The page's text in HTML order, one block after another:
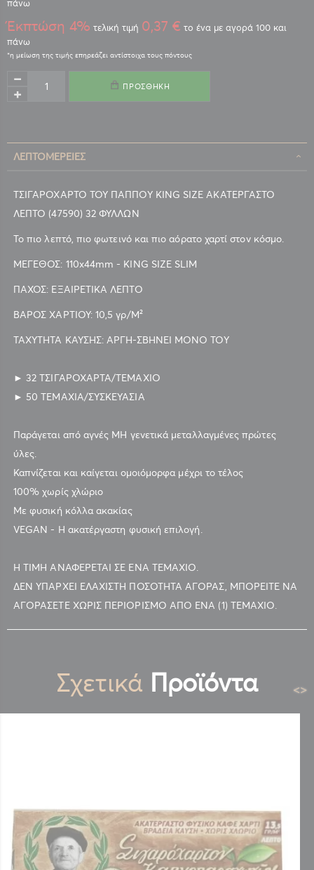
πάνω
Έκπτώση 4% τελική τιμή 0,37 € το ένα με αγορά 100 και
πάνω
ΠΡΟΣΘΉΚΗ
ΛΕΠΤΟΜΈΡΕΙΕΣ
ΤΣΙΓΑΡΟΧΑΡΤΟ ΤΟΥ ΠΑΠΠΟΥ KING SIZE ΑΚΑΤΕΡΓΑΣΤΟ
ΛΕΠΤΟ (47590) 32 ΦΥΛΛΩΝ
Το πιο λεπτό, πιο φωτεινό και πιο αόρατο χαρτί στον κόσμο.
ΜΕΓΕΘΟΣ: 110x44mm - KING SIZE SLIM
ΠΑΧΟΣ: ΕΞΑΙΡΕΤΙΚΑ ΛΕΠΤΟ
ΒΑΡΟΣ ΧΑΡΤΙΟΥ: 10,5 γρ/Μ²
ΤΑΧΥΤΗΤΑ ΚΑΥΣΗΣ: ΑΡΓΗ-ΣΒΗΝΕΙ ΜΟΝΟ ΤΟΥ
► 32 ΤΣΙΓΑΡΟΧΑΡΤΑ/ΤΕΜΑΧΙΟ
► 50 ΤΕΜΑΧΙΑ/ΣΥΣΚΕΥΑΣΙΑ
Παράγεται από αγνές ΜΗ γενετικά μεταλλαγμένες πρώτες
ύλες.
Καπνίζεται και καίγεται ομοιόμορφα μέχρι το τέλος
100% χωρίς χλώριο
Με φυσική κόλλα ακακίας
VEGAN - H ακατέργαστη φυσική επιλογή.
Η ΤΙΜΗ ΑΝΑΦΕΡΕΤΑΙ ΣΕ ΕΝΑ ΤΕΜΑΧΙΟ.
ΔΕΝ ΥΠΑΡΧΕΙ ΕΛΑΧΙΣΤΗ ΠΟΣΟΤΗΤΑ ΑΓΟΡΑΣ, ΜΠΟΡΕΙΤΕ ΝΑ
ΑΓΟΡΑΣΕΤΕ ΧΩΡΙΣ ΠΕΡΙΟΡΙΣΜΟ ΑΠΟ ΕΝΑ (1) ΤΕΜΑΧΙΟ.
Σχετικά Προϊόντα <>